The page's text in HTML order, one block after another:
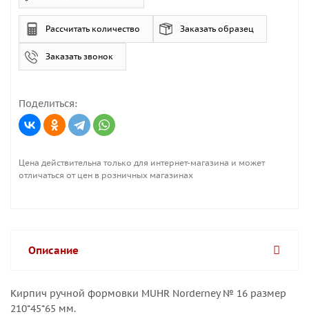
Рассчитать количество Заказать образец
Заказать звонок
Поделиться:
Цена действительна только для интернет-магазина и может
отличаться от цен в розничных магазинах
Описание
Кирпич ручной формовки MUHR Norderney № 16 размер
210*45*65 мм.